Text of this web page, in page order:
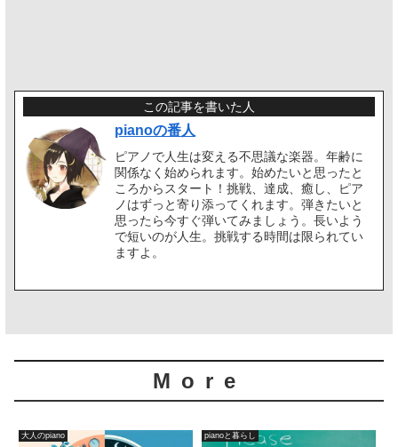
この記事を書いた人
pianoの番人
ピアノで人生は変える不思議な楽器。年齢に
関係なく始められます。始めたいと思ったと
ころからスタート！挑戦、達成、癒し、ピア
ノはずっと寄り添ってくれます。弾きたいと
思ったら今すぐ弾いてみましょう。長いよう
で短いのが人生。挑戦する時間は限られてい
ますよ。
More
大人のpiano pianoと暮らし